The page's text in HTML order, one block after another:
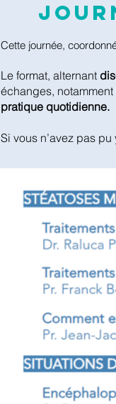
Cette journée,
Le format, alternant
échanges,
pratique quotidienne.
Si vous n’avez pas pu